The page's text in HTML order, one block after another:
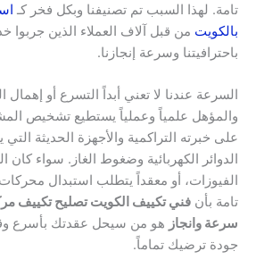
تامة. لهذا السبب تم تصنيفنا وبكل فخر كـ
بالكويت من قبل آلاف العملاء الذين جربوا
باحترافيتنا وسرعة إنجازنا.
السرعة عندنا لا تعني أبداً التسرع أو
والمؤهل علمياً وعملياً يستطيع تشخيص
على خبرته التراكمية والأجهزة الحديثة
الدوائر الكهربائية وضغوط الغاز. سواء
الفيوزات، أو معقداً يتطلب استبدال
تامة بأن فني تكييف الكويت تصليح تكييف
سرعة وانجاز هو من سيحل عقدتك بأسرع
جودة ترضيك تماماً.